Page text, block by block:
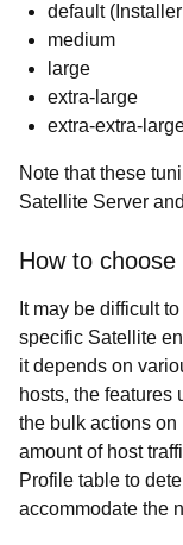
default
medium
large
extra-large
extra-extra-
Note that these
Satellite Server
How to
It may be difficult
specific Satellite
it depends on
hosts, the features
the bulk actions on
amount of host
Profile table to
accommodate the